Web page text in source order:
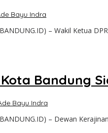
Bayu Indra
– Wakil Ketua
Bandung
Bayu Indra
– Dewan